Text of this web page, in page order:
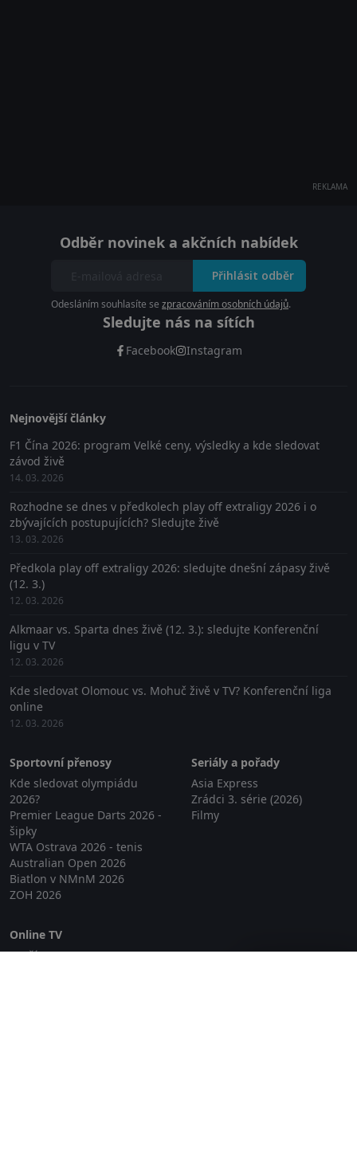
REKLAMA
Odběr novinek a akčních nabídek
Přihlásit odběr
Odesláním souhlasíte se zpracováním osobních údajů.
Sledujte nás na sítích
Facebook Instagram
Nejnovější články
F1 Čína 2026: program Velké ceny, výsledky a kde sledovat
závod živě
14. 03. 2026
Rozhodne se dnes v předkolech play off extraligy 2026 i o
zbývajících postupujících? Sledujte živě
13. 03. 2026
Předkola play off extraligy 2026: sledujte dnešní zápasy živě
(12. 3.)
12. 03. 2026
Alkmaar vs. Sparta dnes živě (12. 3.): sledujte Konferenční
ligu v TV
12. 03. 2026
Kde sledovat Olomouc vs. Mohuč živě v TV? Konferenční liga
online
12. 03. 2026
Sportovní přenosy
Kde sledovat olympiádu
2026?
Premier League Darts 2026 -
šipky
WTA Ostrava 2026 - tenis
Australian Open 2026
Biatlon v NMnM 2026
ZOH 2026
Seriály a pořady
Asia Express
Zrádci 3. série (2026)
Filmy
Online TV
Lepší.TV